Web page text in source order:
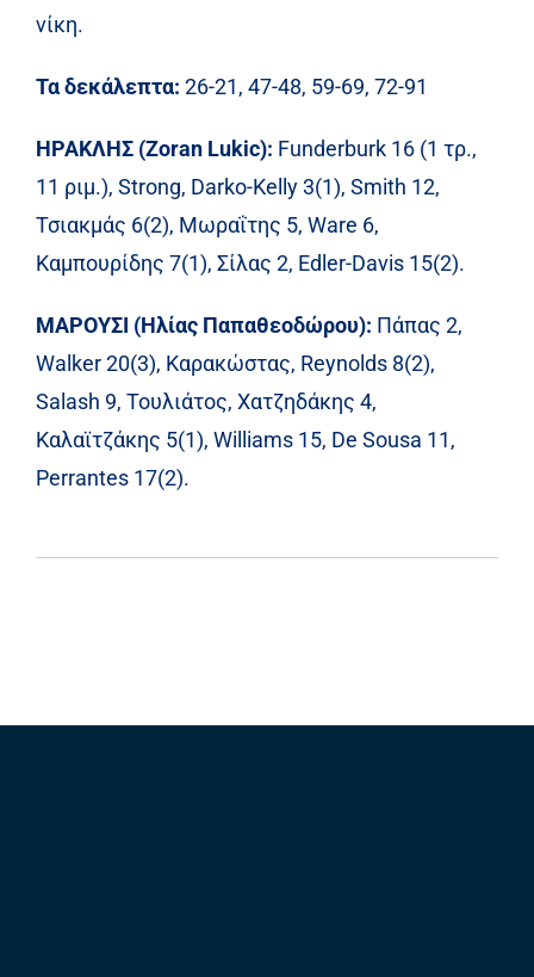
νίκη.
Τα δεκάλεπτα: 26-21, 47-48, 59-69, 72-91
ΗΡΑΚΛΗΣ (Zoran Lukic): Funderburk 16 (1 τρ.,
11 ριμ.), Strong, Darko-Kelly 3(1), Smith 12,
Τσιακμάς 6(2), Μωραΐτης 5, Ware 6,
Καμπουρίδης 7(1), Σίλας 2, Edler-Davis 15(2).
ΜΑΡΟΥΣΙ (Ηλίας Παπαθεοδώρου): Πάπας 2,
Walker 20(3), Καρακώστας, Reynolds 8(2),
Salash 9, Τουλιάτος, Χατζηδάκης 4,
Καλαϊτζάκης 5(1), Williams 15, De Sousa 11,
Perrantes 17(2).